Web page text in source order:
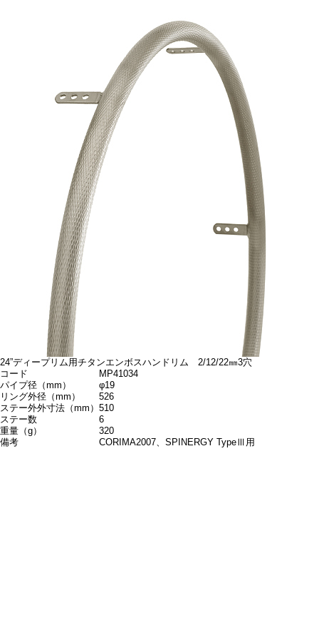
24”ディープリム用チタンエンボスハンドリム 2/12/22㎜3穴
コード
MP41034
パイプ径（mm）
φ19
リング外径（mm）
526
ステー外外寸法（mm） 510
ステー数
6
重量（g）
320
備考
CORIMA2007、SPINERGY TypeⅢ用